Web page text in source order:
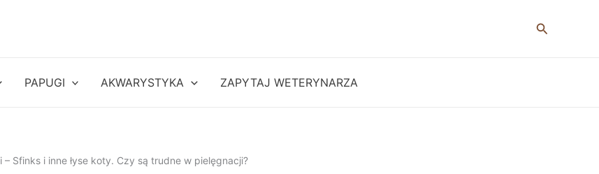
Szukaj
PAPUGI AKWARYSTYKA ZAPYTAJ WETERYNARZA
Sfinks i inne łyse koty. Czy są trudne w pielęgnacji?